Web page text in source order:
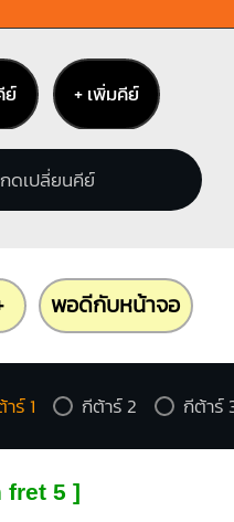
ย์ + เพิ่มคีย์
ดเปลี่ยนคีย์
พอดีกับหน้าจอ
ร์ 1 กีต้าร์ 2 กีต้าร์
fret 5 ]